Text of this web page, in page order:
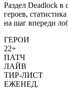
Раздел Deadlock
героев,
на шаг впереди
ГЕРОИ
22+
ПАТЧ
ЛАЙВ
ТИР-ЛИСТ
ЕЖЕНЕД.